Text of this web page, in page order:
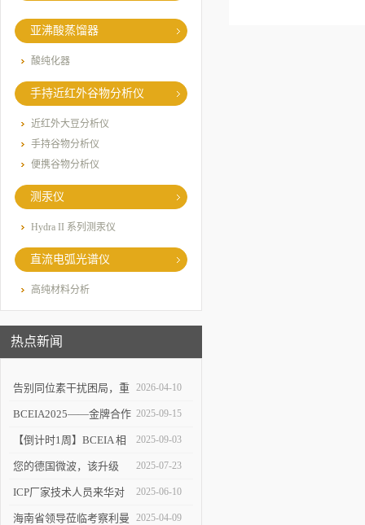
亚沸酸蒸馏器
酸纯化器
手持近红外谷物分析仪
近红外大豆分析仪
手持谷物分析仪
便携谷物分析仪
测汞仪
Hydra II 系列测汞仪
直流电弧光谱仪
高纯材料分析
热点新闻
告别同位素干扰困局，重
塑 ICP-MS 分析新境界！
2026-04-10
BCEIA2025——金牌合作
伙伴的见证
2025-09-15
【倒计时1周】BCEIA 相
约利曼 不见不散 9.10-12
2025-09-03
您的德国微波，该升级
了！
2025-07-23
ICP厂家技术人员来华对
利曼进行培训
2025-06-10
海南省领导莅临考察利曼 2025-04-09